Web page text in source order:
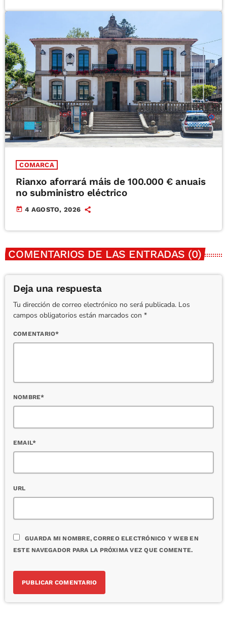
COMARCA
Rianxo aforrará máis de 100.000 € anuais
no subministro eléctrico
today 4 AGOSTO, 2026
COMENTARIOS DE LAS ENTRADAS (0)
Deja una respuesta
Tu dirección de correo electrónico no será publicada. Los
campos obligatorios están marcados con *
COMENTARIO*
NOMBRE*
EMAIL*
URL
GUARDA MI NOMBRE, CORREO ELECTRÓNICO Y WEB EN
ESTE NAVEGADOR PARA LA PRÓXIMA VEZ QUE COMENTE.